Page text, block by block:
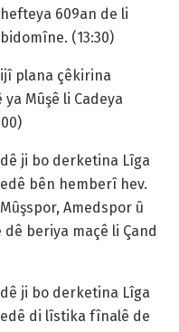
609an de li
(13:30)
plana çêkirina
Mûşê li Cadeya
ji bo derketina Lîga
bên hemberî hev.
Amedspor û
dê beriya maçê li Çand
ji bo derketina Lîga
di lîstika fînalê de